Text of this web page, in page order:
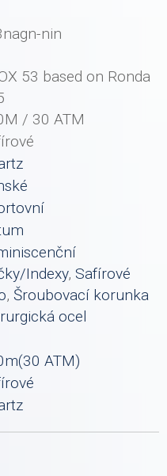
nin
53 based on Ronda
/ 30 ATM
Indexy, Safírové
, Šroubovací korunka
ocel
ATM)